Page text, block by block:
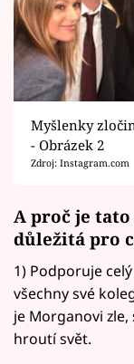
Myšlenky
- Obrázek 2
Zdroj: Instagram.com
A proč je
důležitá pro
1) Podporuje
všechny své
je Morganovi
hroutí svět.